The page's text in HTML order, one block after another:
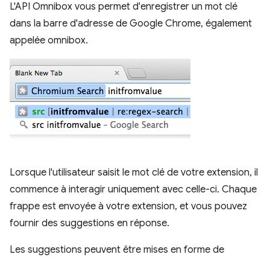
L'API Omnibox vous permet d'enregistrer un mot clé
dans la barre d'adresse de Google Chrome, également
appelée omnibox.
Lorsque l'utilisateur saisit le mot clé de votre extension, il
commence à interagir uniquement avec celle-ci. Chaque
frappe est envoyée à votre extension, et vous pouvez
fournir des suggestions en réponse.
Les suggestions peuvent être mises en forme de